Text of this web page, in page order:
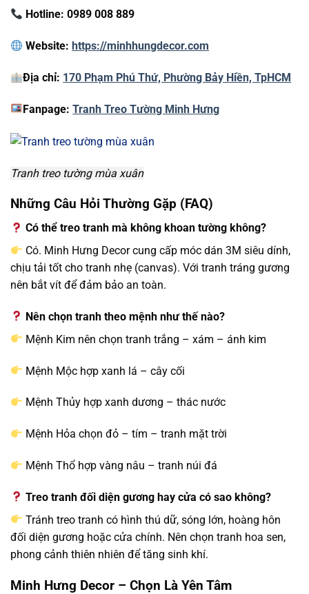
Hotline: 0989 008 889
Website: https://minhhungdecor.com
Địa chỉ: 170 Phạm Phú Thứ, Phường Bảy Hiền, TpHCM
Fanpage: Tranh Treo Tường Minh Hưng
Tranh treo tường mùa xuân
Những Câu Hỏi Thường Gặp (FAQ)
Có thể treo tranh mà không khoan tường không?
Có. Minh Hưng Decor cung cấp móc dán 3M siêu dính,
chịu tải tốt cho tranh nhẹ (canvas). Với tranh tráng gương
nên bắt vít để đảm bảo an toàn.
Nên chọn tranh theo mệnh như thế nào?
Mệnh Kim nên chọn tranh trắng – xám – ánh kim
Mệnh Mộc hợp xanh lá – cây cối
Mệnh Thủy hợp xanh dương – thác nước
Mệnh Hỏa chọn đỏ – tím – tranh mặt trời
Mệnh Thổ hợp vàng nâu – tranh núi đá
Treo tranh đối diện gương hay cửa có sao không?
Tránh treo tranh có hình thú dữ, sóng lớn, hoàng hôn
đối diện gương hoặc cửa chính. Nên chọn tranh hoa sen,
phong cảnh thiên nhiên để tăng sinh khí.
Minh Hưng Decor – Chọn Là Yên Tâm